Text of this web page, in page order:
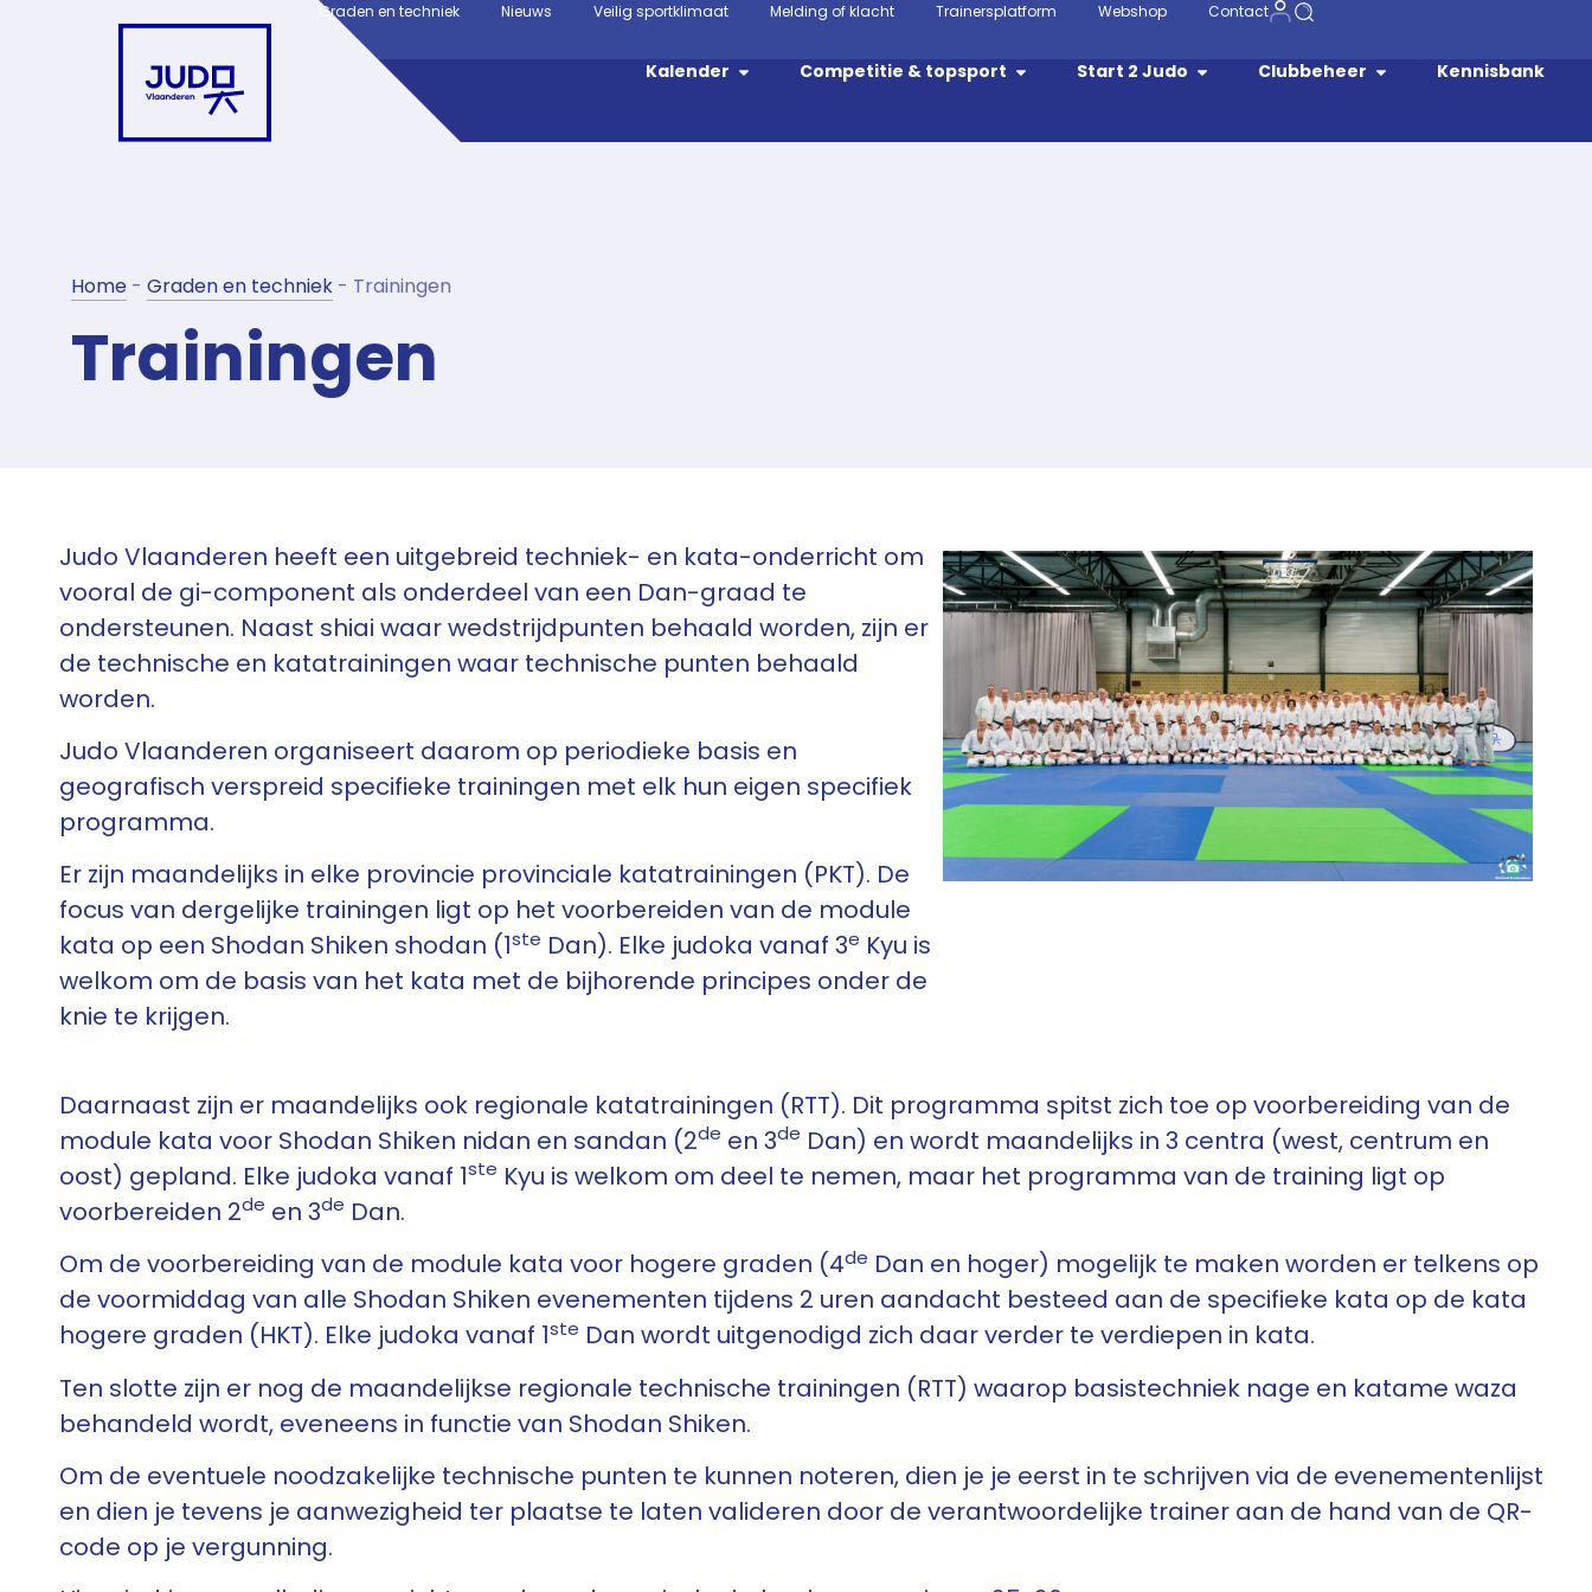
Graden en techniek Nieuws Veilig sportklimaat Melding of klacht Trainersplatform Webshop Contact
Kalender Competitie & topsport Start 2 Judo Clubbeheer Kennisbank
Home - Graden en techniek - Trainingen
Trainingen
Judo Vlaanderen heeft een uitgebreid techniek- en kata-onderricht om
vooral de gi-component als onderdeel van een Dan-graad te
ondersteunen. Naast shiai waar wedstrijdpunten behaald worden, zijn er
de technische en katatrainingen waar technische punten behaald
worden.
Judo Vlaanderen organiseert daarom op periodieke basis en
geografisch verspreid specifieke trainingen met elk hun eigen specifiek
programma.
Er zijn maandelijks in elke provincie provinciale katatrainingen (PKT). De
focus van dergelijke trainingen ligt op het voorbereiden van de module
kata op een Shodan Shiken shodan (1ste Dan). Elke judoka vanaf 3e Kyu is
welkom om de basis van het kata met de bijhorende principes onder de
knie te krijgen.
Daarnaast zijn er maandelijks ook regionale katatrainingen (RTT). Dit programma spitst zich toe op voorbereiding van de
module kata voor Shodan Shiken nidan en sandan (2de en 3de Dan) en wordt maandelijks in 3 centra (west, centrum en
oost) gepland. Elke judoka vanaf 1ste Kyu is welkom om deel te nemen, maar het programma van de training ligt op
voorbereiden 2de en 3de Dan.
Om de voorbereiding van de module kata voor hogere graden (4de Dan en hoger) mogelijk te maken worden er telkens op
de voormiddag van alle Shodan Shiken evenementen tijdens 2 uren aandacht besteed aan de specifieke kata op de kata
hogere graden (HKT). Elke judoka vanaf 1ste Dan wordt uitgenodigd zich daar verder te verdiepen in kata.
Ten slotte zijn er nog de maandelijkse regionale technische trainingen (RTT) waarop basistechniek nage en katame waza
behandeld wordt, eveneens in functie van Shodan Shiken.
Om de eventuele noodzakelijke technische punten te kunnen noteren, dien je je eerst in te schrijven via de evenementenlijst
en dien je tevens je aanwezigheid ter plaatse te laten valideren door de verantwoordelijke trainer aan de hand van de QR-
code op je vergunning.